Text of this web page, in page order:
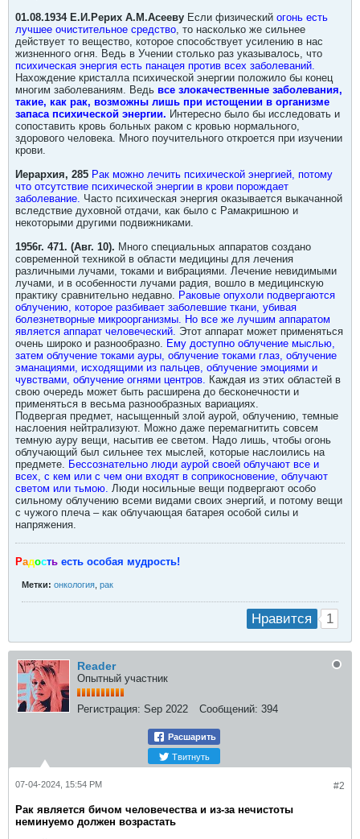
01.08.1934 Е.И.Рерих А.М.Асееву Если физический огонь есть
лучшее очистительное средство, то насколько же сильнее
действует то вещество, которое способствует усилению в нас
жизненного огня. Ведь в Учении столько раз указывалось, что
психическая энергия есть панацея против всех заболеваний.
Нахождение кристалла психической энергии положило бы конец
многим заболеваниям. Ведь все злокачественные заболевания,
такие, как рак, возможны лишь при истощении в организме
запаса психической энергии. Интересно было бы исследовать и
сопоставить кровь больных раком с кровью нормального,
здорового человека. Много поучительного откроется при изучении
крови.
Иерархия, 285 Рак можно лечить психической энергией, потому
что отсутствие психической энергии в крови порождает
заболевание. Часто психическая энергия оказывается выкачанной
вследствие духовной отдачи, как было с Рамакришною и
некоторыми другими подвижниками.
1956г. 471. (Авг. 10). Много специальных аппаратов создано
современной техникой в области медицины для лечения
различными лучами, токами и вибрациями. Лечение невидимыми
лучами, и в особенности лучами радия, вошло в медицинскую
практику сравнительно недавно. Раковые опухоли подвергаются
облучению, которое разбивает заболевшие ткани, убивая
болезнетворные микроорганизмы. Но все же лучшим аппаратом
является аппарат человеческий. Этот аппарат может применяться
очень широко и разнообразно. Ему доступно облучение мыслью,
затем облучение токами ауры, облучение токами глаз, облучение
эманациями, исходящими из пальцев, облучение эмоциями и
чувствами, облучение огнями центров. Каждая из этих областей в
свою очередь может быть расширена до бесконечности и
применяться в весьма разнообразных вариациях.
Подвергая предмет, насыщенный злой аурой, облучению, темные
наслоения нейтрализуют. Можно даже перемагнитить совсем
темную ауру вещи, насытив ее светом. Надо лишь, чтобы огонь
облучающий был сильнее тех мыслей, которые наслоились на
предмете. Бессознательно люди аурой своей облучают все и
всех, с кем или с чем они входят в соприкосновение, облучают
светом или тьмою. Люди носильные вещи подвергают особо
сильному облучению всеми видами своих энергий, и потому вещи
с чужого плеча – как облучающая батарея особой силы и
напряжения.
Радость есть особая мудрость!
Метки: онкология рак
Нравится 1
Reader
Опытный участник
Регистрация: Sep 2022 Сообщений: 394
Расшарить
Твитнуть
#2
07-04-2024, 15:54 PM
Рак является бичом человечества и из-за нечистоты
неминуемо должен возрастать​